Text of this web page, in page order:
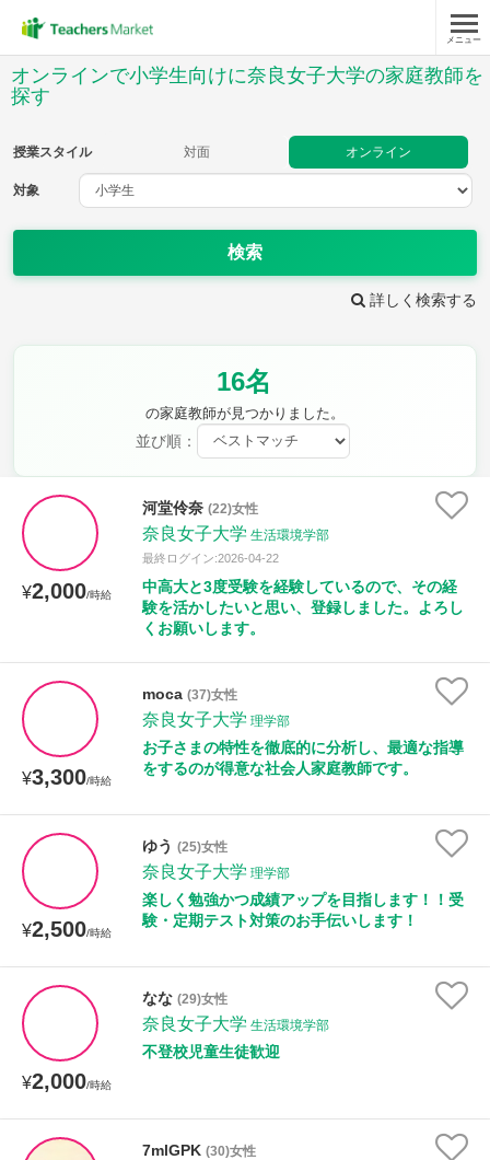
メニュー
オンラインで小学生向けに奈良女子大学の家庭教師を
探す
授業スタイル 対面 オンライン
対象
検索
詳しく検索する
16名
の家庭教師が見つかりました。
並び順：
¥2,000/時給
河堂伶奈 (22)女性
奈良女子大学 生活環境学部
最終ログイン:2026-04-22
中高大と3度受験を経験しているので、その経
験を活かしたいと思い、登録しました。よろし
くお願いします。
¥3,300/時給
moca (37)女性
奈良女子大学 理学部
お子さまの特性を徹底的に分析し、最適な指導
をするのが得意な社会人家庭教師です。
¥2,500/時給
ゆう (25)女性
奈良女子大学 理学部
楽しく勉強かつ成績アップを目指します！！受
験・定期テスト対策のお手伝いします！
¥2,000/時給
なな (29)女性
奈良女子大学 生活環境学部
不登校児童生徒歓迎
7mlGPK (30)女性
対象
音楽
時給：¥1,000 ～ ¥10,000
授業可能日
月曜日 火曜日 水曜日
土曜日 日曜日
所属大学
年齢：18-101歳